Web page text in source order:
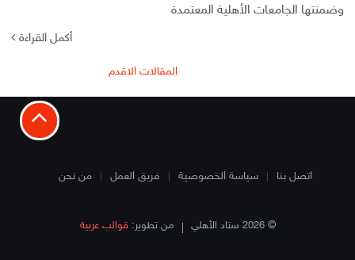
وضمنتها الجامعات الأهلية المعتمدة
أكمل القراءة
المقالات
المقالات الاقدم
اتصل بنا سياسة الخصوصية فريق العمل من نحن
© 2026 ستاد الأهلي من تطوير:قوالب عربية